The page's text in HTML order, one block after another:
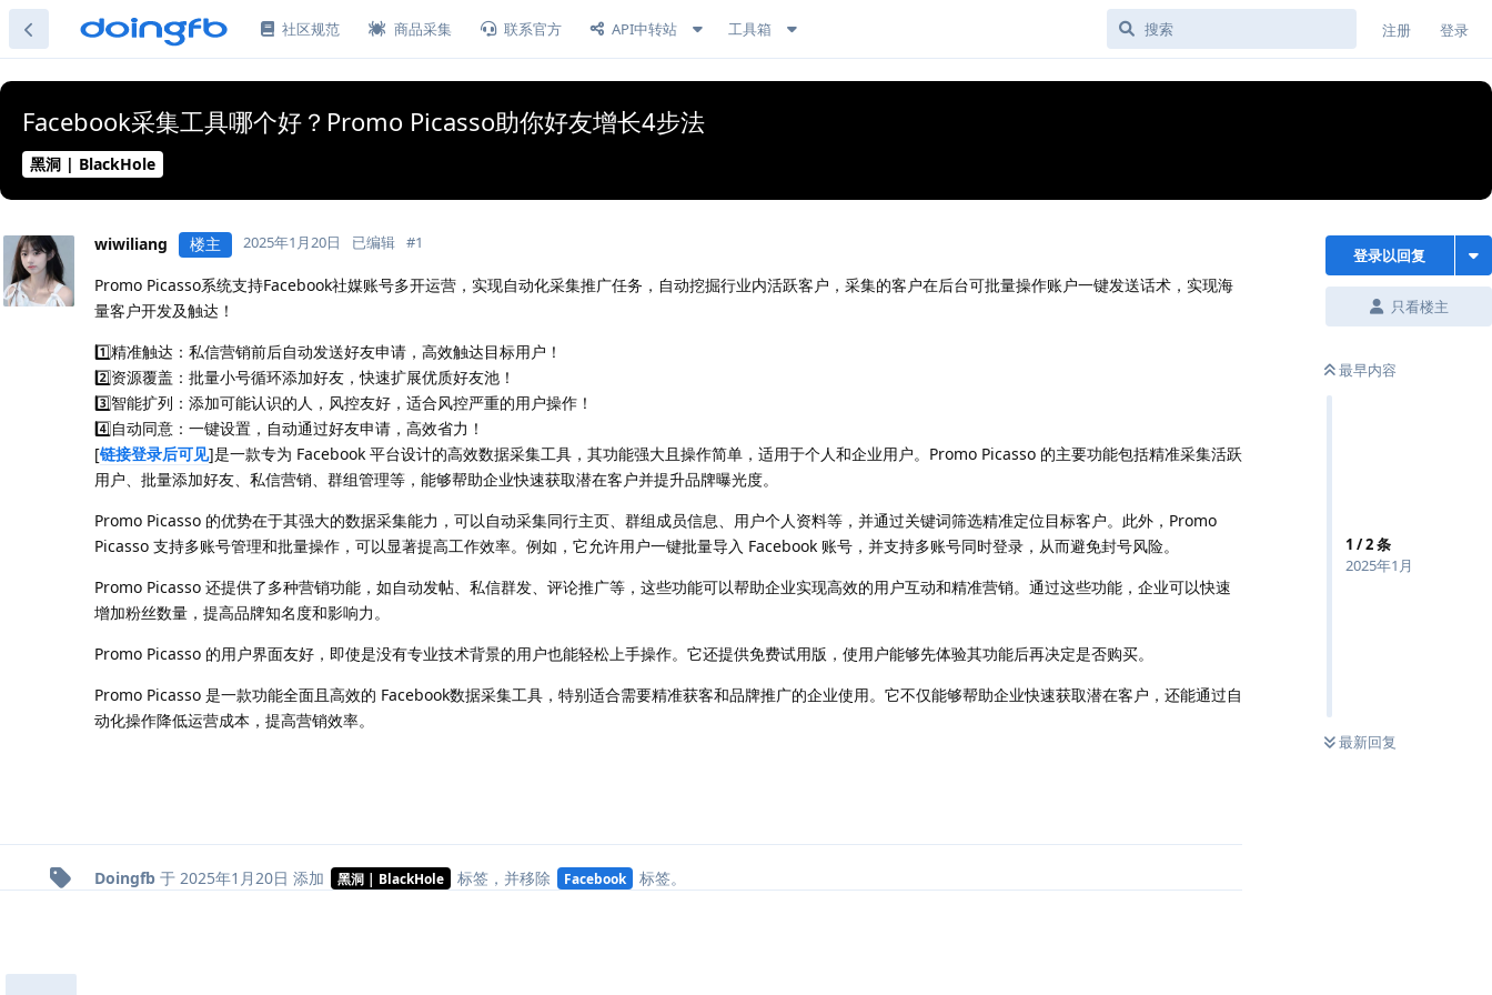
社区规范 商品采集 联系官方 API中转站 工具箱 注册 登录
黑洞 | BlackHole
Facebook采集工具哪个好？Promo Picasso助你好友增长4步法
登录以回复
只看楼主
最早内容
1 /2条
2025年1月
最新回复
wiwiliang 楼主 2025年1月20日 已编辑 #1
Promo Picasso系统支持Facebook社媒账号多开运营，实现自动化采集推广任务，自动挖掘行业内活跃客户，采集的客户在后台可批量操作账户一键发送话术，实现海
量客户开发及触达！
1️⃣精准触达：私信营销前后自动发送好友申请，高效触达目标用户！
2️⃣资源覆盖：批量小号循环添加好友，快速扩展优质好友池！
3️⃣智能扩列：添加可能认识的人，风控友好，适合风控严重的用户操作！
4️⃣自动同意：一键设置，自动通过好友申请，高效省力！
[链接登录后可见]是一款专为 Facebook 平台设计的高效数据采集工具，其功能强大且操作简单，适用于个人和企业用户。Promo Picasso 的主要功能包括精准采集活跃
用户、批量添加好友、私信营销、群组管理等，能够帮助企业快速获取潜在客户并提升品牌曝光度。
Promo Picasso 的优势在于其强大的数据采集能力，可以自动采集同行主页、群组成员信息、用户个人资料等，并通过关键词筛选精准定位目标客户。此外，Promo
Picasso 支持多账号管理和批量操作，可以显著提高工作效率。例如，它允许用户一键批量导入 Facebook 账号，并支持多账号同时登录，从而避免封号风险。
Promo Picasso 还提供了多种营销功能，如自动发帖、私信群发、评论推广等，这些功能可以帮助企业实现高效的用户互动和精准营销。通过这些功能，企业可以快速
增加粉丝数量，提高品牌知名度和影响力。
Promo Picasso 的用户界面友好，即使是没有专业技术背景的用户也能轻松上手操作。它还提供免费试用版，使用户能够先体验其功能后再决定是否购买。
Promo Picasso 是一款功能全面且高效的 Facebook数据采集工具，特别适合需要精准获客和品牌推广的企业使用。它不仅能够帮助企业快速获取潜在客户，还能通过自
动化操作降低运营成本，提高营销效率。
Doingfb 于 2025年1月20日 添加 黑洞 | BlackHole 标签，并移除 Facebook 标签。